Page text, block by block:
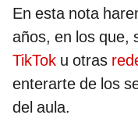
En esta nota
años, en los que,
TikTok u otras
enterarte de los
del aula.